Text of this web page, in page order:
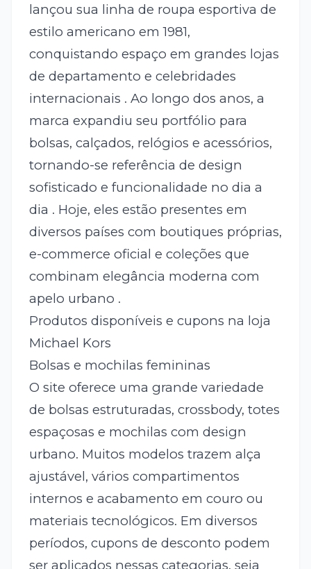
lançou sua linha de roupa esportiva de
estilo americano em 1981,
conquistando espaço em grandes lojas
de departamento e celebridades
internacionais . Ao longo dos anos, a
marca expandiu seu portfólio para
bolsas, calçados, relógios e acessórios,
tornando-se referência de design
sofisticado e funcionalidade no dia a
dia . Hoje, eles estão presentes em
diversos países com boutiques próprias,
e-commerce oficial e coleções que
combinam elegância moderna com
apelo urbano .
Produtos disponíveis e cupons na loja
Michael Kors
Bolsas e mochilas femininas
O site oferece uma grande variedade
de bolsas estruturadas, crossbody, totes
espaçosas e mochilas com design
urbano. Muitos modelos trazem alça
ajustável, vários compartimentos
internos e acabamento em couro ou
materiais tecnológicos. Em diversos
períodos, cupons de desconto podem
ser aplicados nessas categorias, seja